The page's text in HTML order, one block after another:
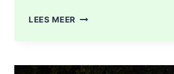
LEES MEER MEDISCHE